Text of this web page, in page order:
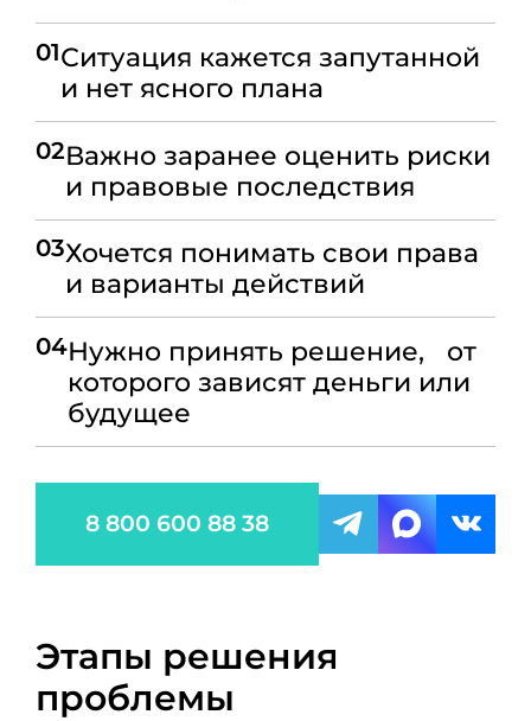
01Ситуация кажется запутанной
и нет ясного плана
02Важно заранее оценить риски
и правовые последствия
03Хочется понимать свои права
и варианты действий
04Нужно принять решение, от
которого зависят деньги или
будущее
8 800 600 88 38
Этапы решения
проблемы